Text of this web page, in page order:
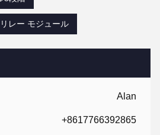
Alan
+8617766392865
レー モジュール